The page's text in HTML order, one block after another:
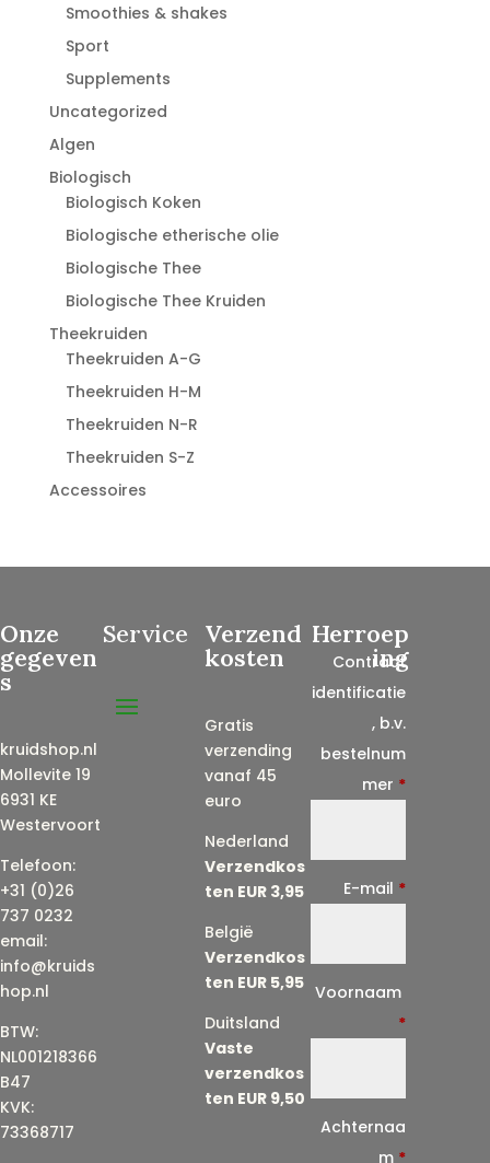
Smoothies & shakes
Sport
Supplements
Uncategorized
Algen
Biologisch
Biologisch Koken
Biologische etherische olie
Biologische Thee
Biologische Thee Kruiden
Theekruiden
Theekruiden A-G
Theekruiden H-M
Theekruiden N-R
Theekruiden S-Z
Accessoires
Onze
gegeven
s
kruidshop.nl
Mollevite 19
6931 KE
Westervoort
Telefoon:
+31 (0)26
737 0232
email:
info@kruids
hop.nl
BTW:
NL001218366
B47
KVK:
73368717
Service Verzend
kosten
Gratis
verzending
vanaf 45
euro
Nederland
Verzendkos
ten EUR 3,95
België
Verzendkos
ten EUR 5,95
Duitsland
Vaste
verzendkos
ten EUR 9,50
Herroep
ing
Contract
identificatie
, b.v.
bestelnum
mer *
E-mail *
Voornaam
*
Achternaa
m *